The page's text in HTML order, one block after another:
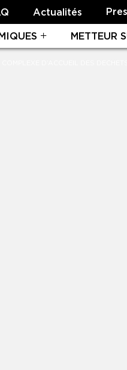
Actualités
METTEUR